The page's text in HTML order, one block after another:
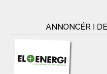
ANNONCÉR I